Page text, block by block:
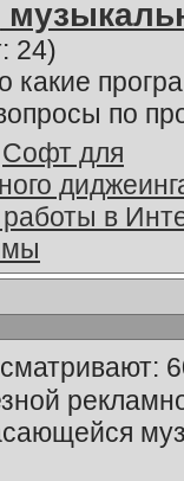
24)
какие
по
Софт для
в